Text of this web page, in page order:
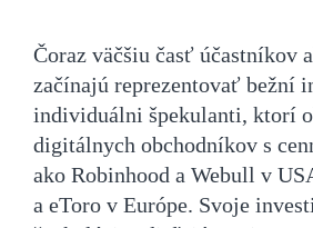
Čoraz väčšiu časť účastníkov
začínajú reprezentovať bežní
individuálni špekulanti, ktorí
digitálnych obchodníkov s
ako Robinhood a Webull v
a eToro v Európe. Svoje